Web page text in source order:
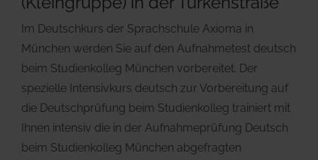
Im Deutschkurs der Sprachschule Axioma in
München werden Sie auf den Aufnahmetest deutsch
beim Studienkolleg München vorbereitet. Der
spezielle Intensivkurs deutsch zur Vorbereitung auf
die Deutschprüfung beim Studienkolleg trainiert mit
Ihnen intensiv die in der Aufnahmeprüfung Deutsch
beim Studienkolleg München abgefragten